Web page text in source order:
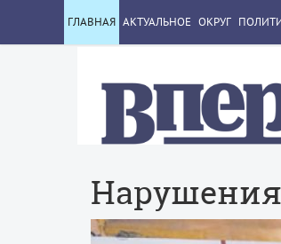
ГЛАВНАЯ АКТУАЛЬНОЕ ОКРУГ
Нарушения